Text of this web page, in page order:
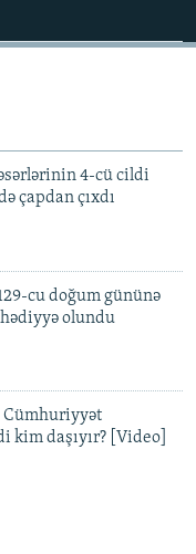
4-cü cildi
çapdan çıxdı
cu doğum gününə
olundu
Cümhuriyyət
kim daşıyır? [Video]